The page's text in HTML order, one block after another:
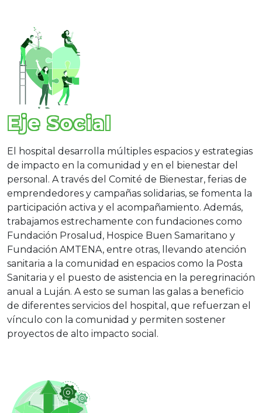
Eje Social
El hospital desarrolla múltiples espacios y estrategias
de impacto en la comunidad y en el bienestar del
personal. A través del Comité de Bienestar, ferias de
emprendedores y campañas solidarias, se fomenta la
participación activa y el acompañamiento. Además,
trabajamos estrechamente con fundaciones como
Fundación Prosalud, Hospice Buen Samaritano y
Fundación AMTENA, entre otras, llevando atención
sanitaria a la comunidad en espacios como la Posta
Sanitaria y el puesto de asistencia en la peregrinación
anual a Luján. A esto se suman las galas a beneficio
de diferentes servicios del hospital, que refuerzan el
vínculo con la comunidad y permiten sostener
proyectos de alto impacto social.